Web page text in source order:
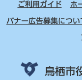
ご利用ガイド ホ
バナー広告募集につい
鳥栖市